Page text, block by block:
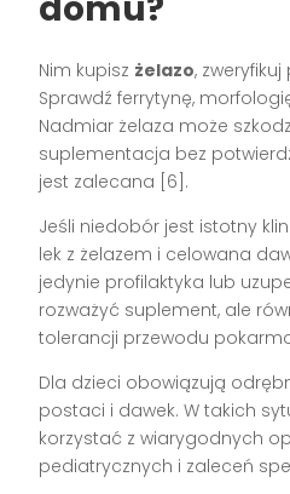
Nim kupisz żelazo,
Sprawdź ferrytynę,
Nadmiar żelaza może
suplementacja bez
jest zalecana [6].
Jeśli niedobór jest istotny
lek z żelazem i celowana
jedynie profilaktyka lub
rozważyć suplement, ale
tolerancji przewodu
Dla dzieci obowiązują
postaci i dawek. W takich
korzystać z wiarygodnych
pediatrycznych i zaleceń